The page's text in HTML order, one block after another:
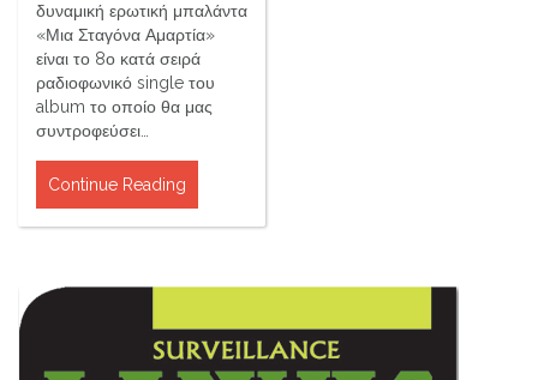
δυναμική ερωτική μπαλάντα
«Μια Σταγόνα Αμαρτία»
είναι το 8ο κατά σειρά
ραδιοφωνικό single του
album το οποίο θα μας
συντροφεύσει…
Continue Reading